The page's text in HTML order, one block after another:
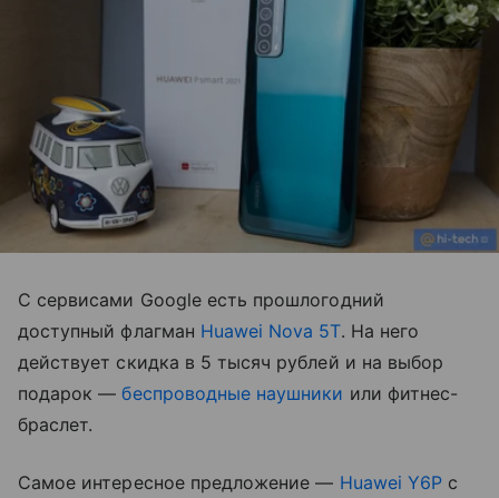
С сервисами Google есть прошлогодний
доступный флагман Huawei Nova 5T. На него
действует скидка в 5 тысяч рублей и на выбор
подарок —беспроводные наушники или фитнес-
браслет.
Самое интересное предложение — Huawei Y6Pс